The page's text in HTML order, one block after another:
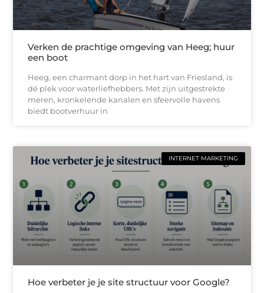
Verken de prachtige omgeving van Heeg; huur
een boot
Heeg, een charmant dorp in het hart van Friesland, is
dé plek voor waterliefhebbers. Met zijn uitgestrekte
meren, kronkelende kanalen en sfeervolle havens
biedt bootverhuur in
INTERNET MARKETING
Hoe verbeter je je site structuur voor Google?